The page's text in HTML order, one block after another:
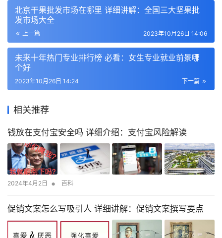
北京干果批发市场在哪里 详细讲解：全国三大坚果批
发市场大全
上一篇 2023年10月26日 14:06
未来十年热门专业排行榜 必看：女生专业就业前景哪
个好
下一篇
2023年10月26日 14:24
相关推荐
钱放在支付宝安全吗 详细介绍：支付宝风险解读
2024年4月2日 • 百科
促销文案怎么写吸引人 详细讲解：促销文案撰写要点